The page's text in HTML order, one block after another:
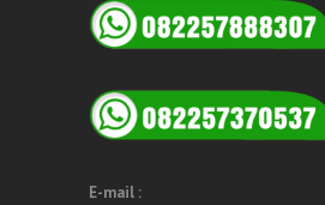
E-mail :